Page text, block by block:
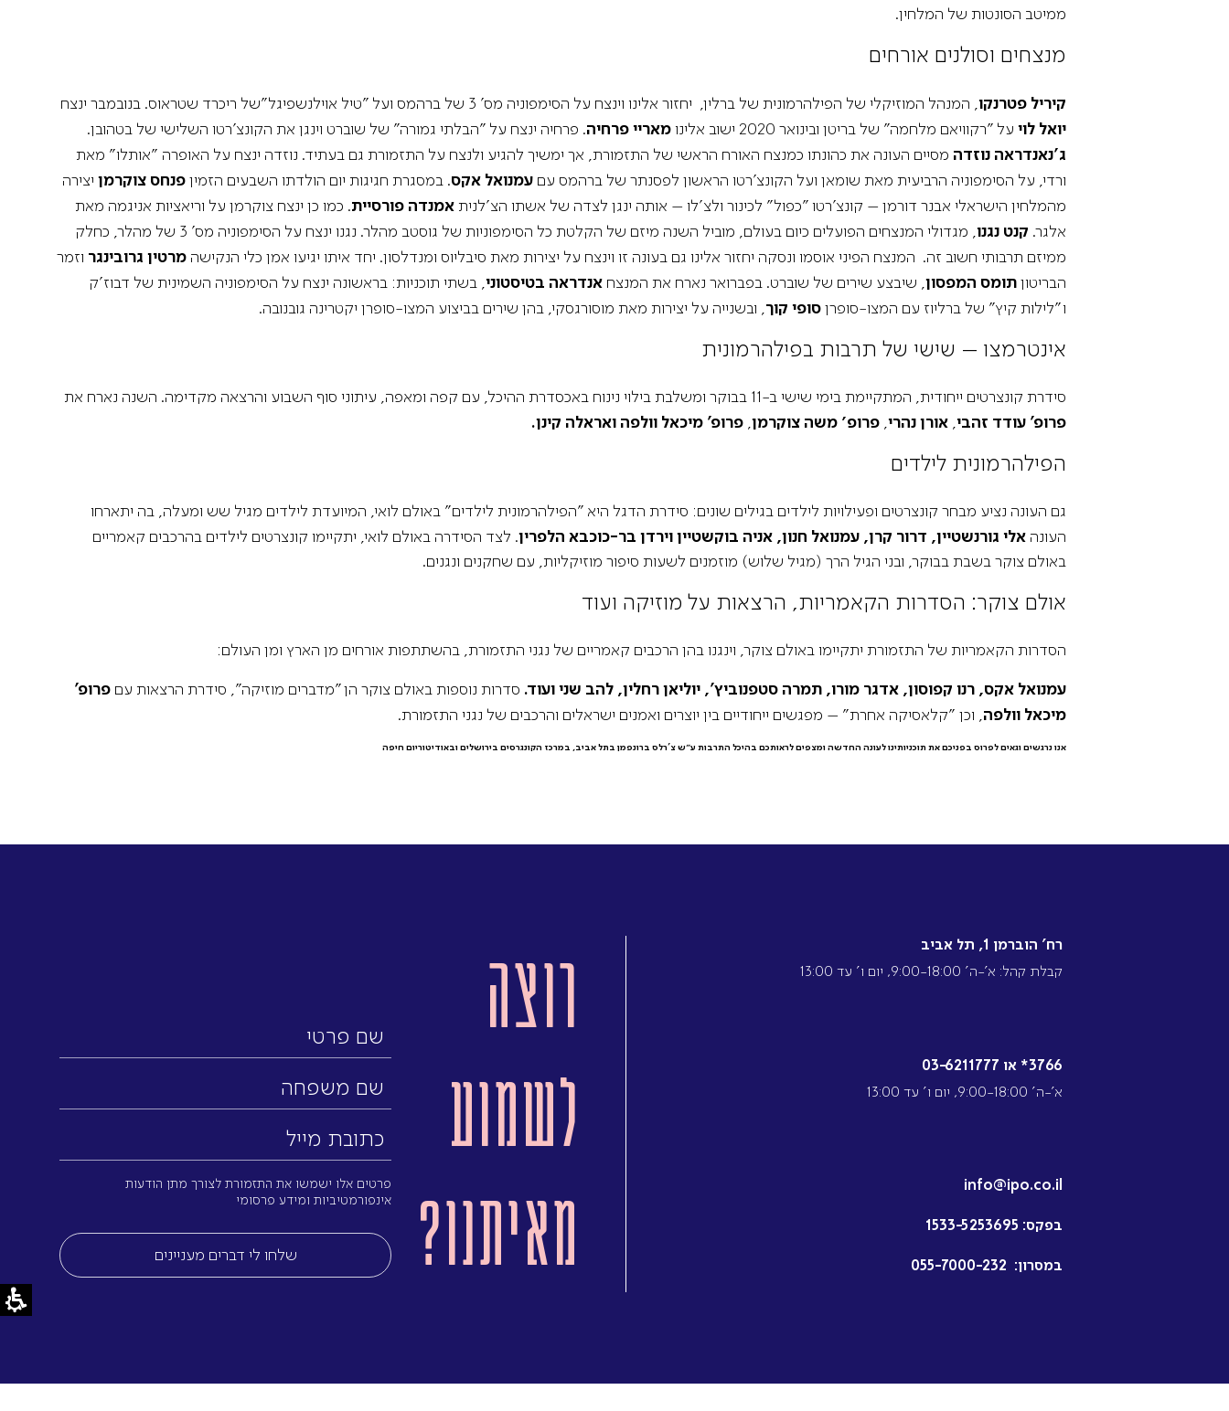
ממיטב הסונטות של המלחין.
מנצחים וסולנים אורחים
קיריל פטרנקו, המנהל המוזיקלי של הפילהרמונית של ברלין, יחזור אלינו וינצח על הסימפוניה מס' 3 של ברהמס ועל "טיל אוילנשפיגל"של ריכרד שטראוס. בנובמבר ינצח
יואל לוי על "רקוויאם מלחמה" של בריטן ובינואר 2020 ישוב אלינו מאריי פרחיה. פרחיה ינצח על "הבלתי גמורה" של שוברט וינגן את הקונצ'רטו השלישי של בטהובן.
ג'נאנדראה נוזדה מסיים העונה את כהונתו כמנצח האורח הראשי של התזמורת, אך ימשיך להגיע ולנצח על התזמורת גם בעתיד. נוזדה ינצח על האופרה "אותלו" מאת
ורדי, על הסימפוניה הרביעית מאת שומאן ועל הקונצ'רטו הראשון לפסנתר של ברהמס עםעמנואל אקס. במסגרת חגיגות יום הולדתו השבעים הזמיןפנחס צוקרמן יצירה
מהמלחין הישראלי אבנר דורמן – קונצ'רטו "כפול" לכינור ולצ'לו – אותה ינגן לצדה של אשתו הצ'לניתאמנדה פורסיית. כמו כן ינצח צוקרמן על וריאציות אניגמה מאת
אלגר. קנט נגנו
, מגדולי המנצחים הפועלים כיום בעולם, מוביל השנה מיזם של הקלטת כל הסימפוניות של גוסטב מהלר. נגנו ינצח על הסימפוניה מס' 3 של מהלר, כחלק
ממיזם תרבותי חשוב זה. המנצח הפיני אוסמו ונסקה יחזור אלינו גם בעונה זו וינצח על יצירות מאת סיבליוס ומנדלסון. יחד איתו יגיעו אמן כלי הנקישהמרטין גרובינגר וזמר
הבריטוןתומס המפסון, שיבצע שירים של שוברט. בפברואר נארח את המנצחאנדראה בטיסטוני, בשתי תוכניות: בראשונה ינצח על הסימפוניה השמינית של דבוז'ק
ו"לילות קיץ" של ברליוז עם המצו-סופרןסופי קוך, ובשנייה על יצירות מאת מוסורגסקי, בהן שירים בביצוע המצו-סופרן יקטרינה גובנובה.
אינטרמצו – שישי של תרבות בפילהרמונית
סידרת קונצרטים ייחודית, המתקיימת בימי שישי ב-11 בבוקר ומשלבת בילוי נינוח באכסדרת ההיכל, עם קפה ומאפה, עיתוני סוף השבוע והרצאה מקדימה. השנה נארח את
פרופ' עודד זהבי,אורן נהרי,פרופ׳ משה צוקרמן,פרופ' מיכאל וולפה ואראלה קינן.
הפילהרמונית לילדים
גם העונה נציע מבחר קונצרטים ופעילויות לילדים בגילים שונים: סידרת הדגל היא "הפילהרמונית לילדים" באולם לואי, המיועדת לילדים מגיל שש ומעלה, בה יתארחו
העונהאלי גורנשטיין, דרור קרן, עמנואל חנון, אניה בוקשטיין וירדן בר-כוכבא הלפרין. לצד הסידרה באולם לואי, יתקיימו קונצרטים לילדים בהרכבים קאמריים
באולם צוקר בשבת בבוקר, ובני הגיל הרך (מגיל שלוש) מוזמנים לשעות סיפור מוזיקליות, עם שחקנים ונגנים.
אולם צוקר: הסדרות הקאמריות, הרצאות על מוזיקה ועוד
הסדרות הקאמריות של התזמורת יתקיימו באולם צוקר, וינגנו בהן הרכבים קאמריים של נגני התזמורת, בהשתתפות אורחים מן הארץ ומן העולם:
עמנואל אקס, רנו קפוסון, אדגר מורו, תמרה סטפנוביץ', יוליאן רחלין, להב שני ועוד. סדרות נוספות באולם צוקר הן "מדברים מוזיקה", סידרת הרצאות עםפרופ'
מיכאל וולפה, וכן "קלאסיקה אחרת" – מפגשים ייחודיים בין יוצרים ואמנים ישראלים והרכבים של נגני התזמורת.
אנו נרגשים וגאים לפרוס בפניכם את תוכניותינו לעונה החדשה ומצפים לראותכם בהיכל התרבות ע״ש צ'רלס ברונפמן בתל אביב, במרכז הקונגרסים בירושלים ובאודיטוריום חיפה
רח’ הוברמן 1, תל אביב
קבלת קהל: א’-ה’ 9:00-18:00, יום ו’ עד 13:00
3766* או 03-6211777
א’-ה’ 9:00-18:00, יום ו’ עד 13:00
info@ipo.co.il
בפקס: 1533-5253695
במסרון:
רוצה
לשמוע
מאיתנו?
שם
פרטי
שם
משפחה
כתובת
מייל
(חובה)
פרטים אלו ישמשו את התזמורת לצורך מתן הודעות
אינפורמטיביות ומידע פרסומי